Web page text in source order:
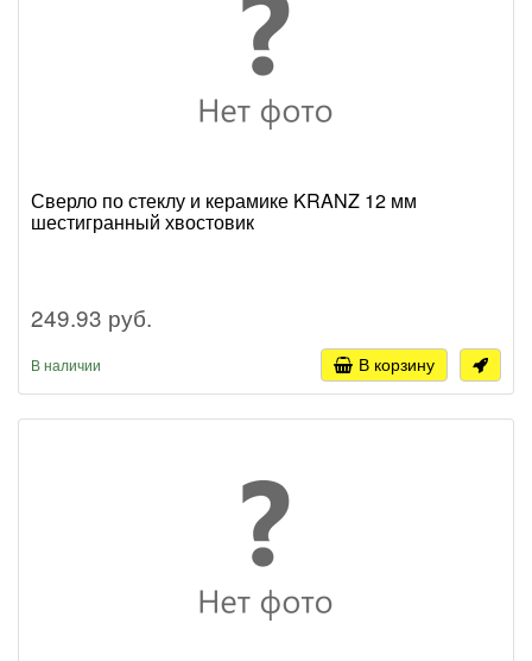
Сверло по стеклу и керамике KRANZ 12 мм
шестигранный хвостовик
249.93 руб.
В наличии В корзину